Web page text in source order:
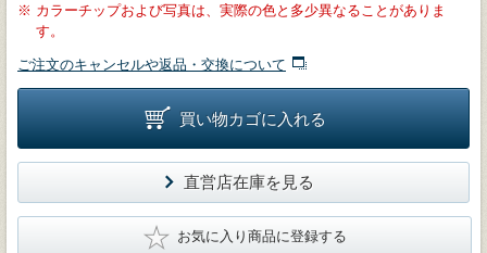
※ カラーチップおよび写真は、実際の色と多少異なることがありま
す。
ご注文のキャンセルや返品・交換について
買い物カゴに入れる
直営店在庫を見る
★ お気に入り商品に登録する